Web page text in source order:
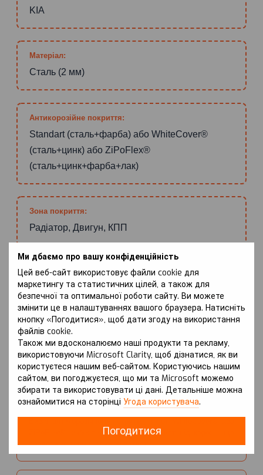
Ми дбаємо про вашу конфіденційність
Цей веб-сайт використовує файли cookie для
маркетингу та статистичних цілей, а також для
безпечної та оптимальної роботи сайту. Ви можете
змінити це в налаштуваннях вашого браузера. Натисніть
кнопку «Погодитися», щоб дати згоду на використання
файлів cookie.
Також ми вдосконалюємо наші продукти та рекламу,
використовуючи Microsoft Clarity, щоб дізнатися, як ви
користуєтеся нашим веб-сайтом. Користуючись нашим
сайтом, ви погоджуєтеся, що ми та Microsoft можемо
збирати та використовувати ці дані. Детальніше можна
ознайомитися на сторінці Угода користувача.
Погодитися
KIA
Матеріал:
Сталь (2 мм)
Антикорозійне покриття:
Standart (сталь+фарба) або WhiteCover®
(сталь+цинк) або ZiPoFlex®
(сталь+цинк+фарба+лак)
Зона покриття:
Радіатор, Двигун, КПП
ПЕРЕВАГИ
НАДІЙНИЙ ЗАХИСТ ДВИГУНА
Захист Kolchuga® ефективно запобігає механічним
ушкодженням картера двигуна, що може призвести до
витоку масла та серйозних поломок.
ЗАХИСТ ВІД КОРОЗІЇ
ZiPoFlex®, забезпечує тривалий захист від корозії, що
продовжує термін служби захисту.